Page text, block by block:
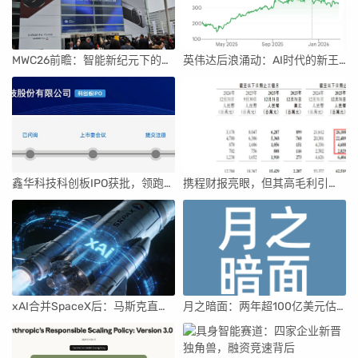
MWC26前瞻：智能新纪元下的科技盛宴 英伟达后浪涌动：AI时代的新王者与隐忧
鑫华科技科创板IPO获批，领跑国内半导体材料市场 携程财报亮眼，但其高毛利引发行业争议
xAI合并SpaceX后：马斯克直接介入，团队压力激增 月之暗面：两年超100亿美元估值，K2.5引领AI新纪元